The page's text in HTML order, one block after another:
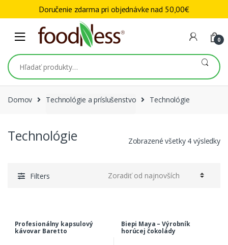
Skip to navigation
Skip to content
0
Hľadať:
Domov Technológie a príslušenstvo Technológie
Technológie Zobrazené všetky 4 výsledky
Filters
Profesionálny kapsulový
kávovar Baretto
Biepi Maya – Výrobník
horúcej čokolády
Doručenie zdarma pri objednávke nad 50,00€